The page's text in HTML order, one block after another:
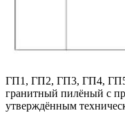
ГП1, ГП2, ГП3, ГП4,
гранитный пилёный с
утверждённым